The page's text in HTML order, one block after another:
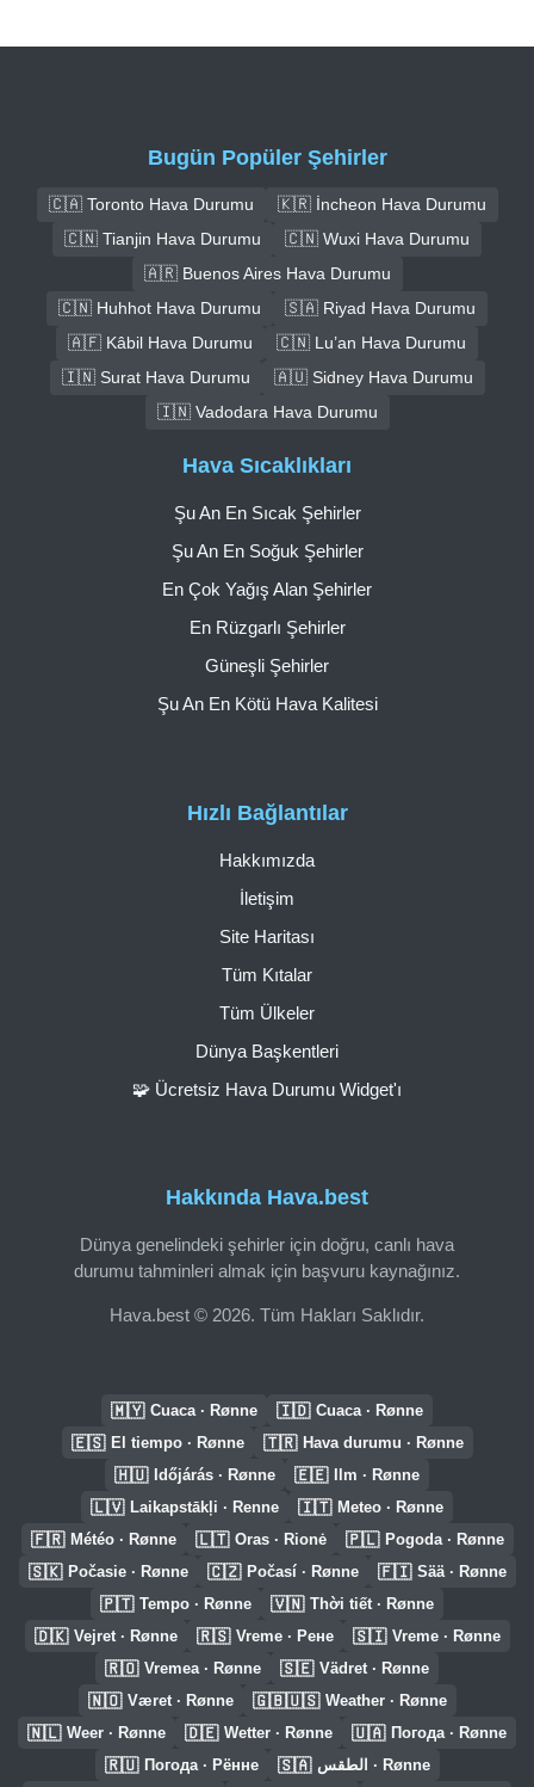
Bugün Popüler Şehirler
🇨🇦 Toronto Hava Durumu
🇰🇷 İncheon Hava Durumu
🇨🇳 Tianjin Hava Durumu
🇨🇳 Wuxi Hava Durumu
🇦🇷 Buenos Aires Hava Durumu
🇨🇳 Huhhot Hava Durumu
🇸🇦 Riyad Hava Durumu
🇦🇫 Kâbil Hava Durumu
🇨🇳 Lu’an Hava Durumu
🇮🇳 Surat Hava Durumu
🇦🇺 Sidney Hava Durumu
🇮🇳 Vadodara Hava Durumu
Hakkında Hava.best
Dünya genelindeki şehirler için doğru, canlı hava
durumu tahminleri almak için başvuru kaynağınız.
Hava.best © 2026. Tüm Hakları Saklıdır.
Hızlı Bağlantılar
Hakkımızda
İletişim
Site Haritası
Tüm Kıtalar
Tüm Ülkeler
Dünya Başkentleri
🧩 Ücretsiz Hava Durumu Widget'ı
Hava Sıcaklıkları
Şu An En Sıcak Şehirler
Şu An En Soğuk Şehirler
En Çok Yağış Alan Şehirler
En Rüzgarlı Şehirler
Güneşli Şehirler
Şu An En Kötü Hava Kalitesi
🇲🇾 Cuaca · Rønne 🇮🇩 Cuaca · Rønne
🇪🇸 El tiempo · Rønne 🇹🇷 Hava durumu · Rønne
🇭🇺 Időjárás · Rønne 🇪🇪 Ilm · Rønne
🇱🇻 Laikapstākļi · Renne 🇮🇹 Meteo · Rønne
🇫🇷 Météo · Rønne 🇱🇹 Oras · Rionė 🇵🇱 Pogoda · Rønne
🇸🇰 Počasie · Rønne 🇨🇿 Počasí · Rønne 🇫🇮 Sää · Rønne
🇵🇹 Tempo · Rønne 🇻🇳 Thời tiết · Rønne
🇩🇰 Vejret · Rønne 🇷🇸 Vreme · Рене 🇸🇮 Vreme · Rønne
🇷🇴 Vremea · Rønne 🇸🇪 Vädret · Rønne
🇳🇴 Været · Rønne 🇬🇧🇺🇸 Weather · Rønne
🇳🇱 Weer · Rønne 🇩🇪 Wetter · Rønne 🇺🇦 Погода · Rønne
🇷🇺 Погода · Рённе 🇸🇦 الطقس · Rønne